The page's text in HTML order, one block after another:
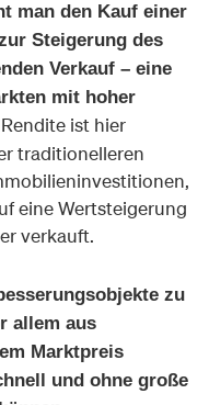
man den Kauf einer
Steigerung des
Verkauf – eine
mit hoher
ist hier
traditionelleren
eine Wertsteigerung
verkauft.
zu
allem aus
Marktpreis
und ohne große